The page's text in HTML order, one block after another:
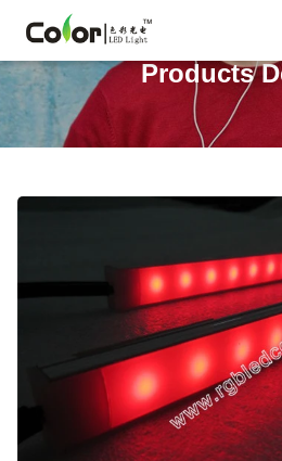
Products